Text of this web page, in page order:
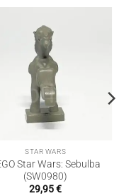
STAR WARS
Star Wars: Sebulba
(SW0980)
29,95€